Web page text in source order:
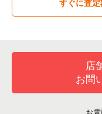
居酒屋・ダイニング
洋食の居抜き売却物
その他の居抜き売却物
宇治市の飲食店の居
京都府のカラオケ・
覧
京都府の居酒屋・ダ
京都府の和食の居抜
京都市中京区の和食
すぐに査
店
お問